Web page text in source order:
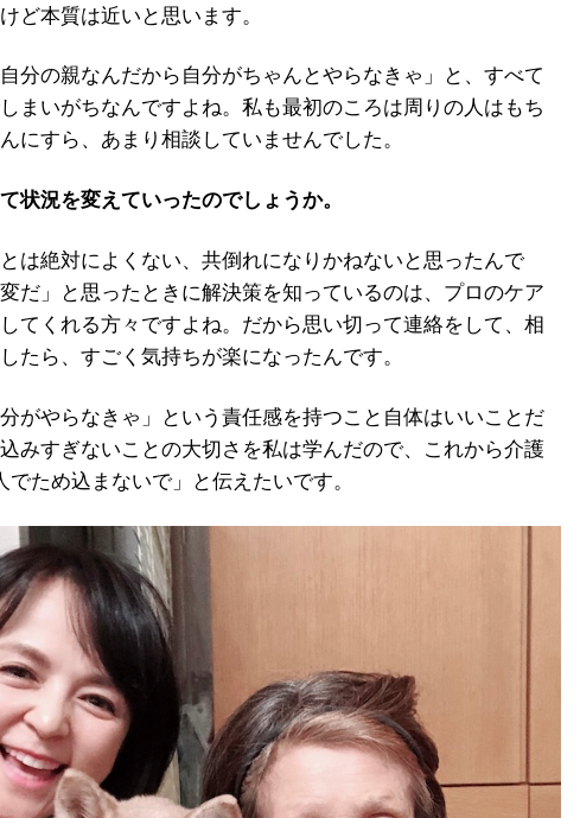
ど本質は近いと思います。
分の親なんだから自分がちゃんとやらなきゃ」と、すべて
まいがちなんですよね。私も最初のころは周りの人はもち
にすら、あまり相談していませんでした。
況を変えていったのでしょうか。
は絶対によくない、共倒れになりかねないと思ったんで
だ」と思ったときに解決策を知っているのは、プロのケア
てくれる方々ですよね。だから思い切って連絡をして、相
たら、すごく気持ちが楽になったんです。
がやらなきゃ」という責任感を持つこと自体はいいことだ
みすぎないことの大切さを私は学んだので、これから介護
ため込まないで」と伝えたいです。